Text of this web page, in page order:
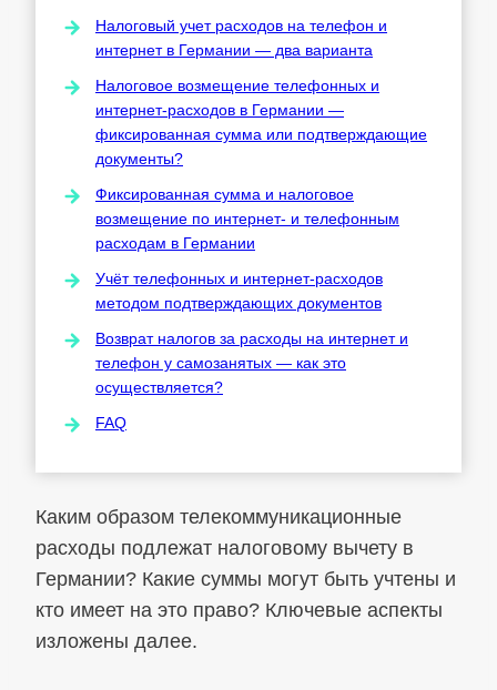
Налоговый учет расходов на телефон и
интернет в Германии — два варианта
Налоговое возмещение телефонных и
интернет-расходов в Германии —
фиксированная сумма или подтверждающие
документы?
Фиксированная сумма и налоговое
возмещение по интернет- и телефонным
расходам в Германии
Учёт телефонных и интернет-расходов
методом подтверждающих документов
Возврат налогов за расходы на интернет и
телефон у самозанятых — как это
осуществляется?
FAQ
Каким образом телекоммуникационные
расходы подлежат налоговому вычету в
Германии? Какие суммы могут быть учтены и
кто имеет на это право? Ключевые аспекты
изложены далее.